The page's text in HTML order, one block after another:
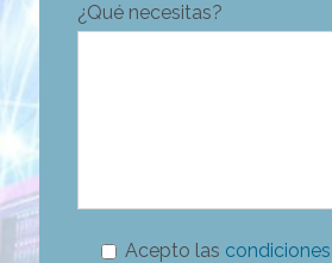
¿Qué necesitas?
Acepto las